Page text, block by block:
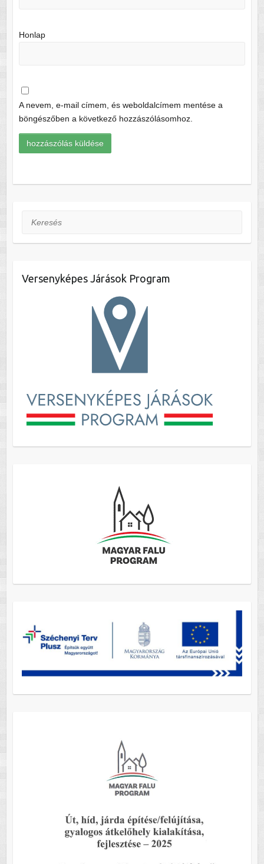
Honlap
A nevem, e-mail címem, és weboldalcímem mentése a
böngészőben a következő hozzászólásomhoz.
Keresés
Versenyképes Járások Program